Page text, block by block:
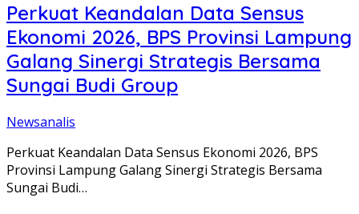
Perkuat Keandalan Data Sensus
Ekonomi 2026, BPS Provinsi Lampung
Galang Sinergi Strategis Bersama
Sungai Budi Group
Newsanalis
Perkuat Keandalan Data Sensus Ekonomi 2026, BPS
Provinsi Lampung Galang Sinergi Strategis Bersama
Sungai Budi…